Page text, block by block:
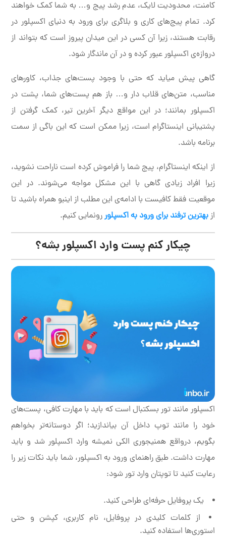
کامنت، محدودیت لایک، عدم رشد پیج و… به شما کمک خواهند
کرد. تمام پیج‌های کاری و بلاگری برای ورود به دنیای اکسپلور در
رقابت هستند، زیرا آن کسی در این میدان پیروز است که بتواند از
دروازه‌ی اکسپلور عبور کرده و در آن ماندگار شود.
گاهی پیش میاید که حتی با وجود پست‌های جذاب، کاورهای
مناسب، متن‌های قلاب دار و… باز هم پست‌های شما، پشت در
اکسپلور بمانند؛ در این مواقع دیگر آخرین تیر، کمک گرفتن از
پشتیبانی اینستاگرام است، زیرا ممکن است که این باگی از سمت
برنامه باشد.
از اینکه اینستاگرام، پیج شما را فراموش کرده است ناراحت نشوید،
زیرا افراد زیادی گاهی با این مشکل مواجه می‌شوند. در این
موقعیت فقط کافیست با ادامه‌ی این مطلب از اینبو همراه باشید تا
ازبهترین ترفند برای ورود به اکسپلوررونمایی کنیم.
چیکار کنم پست وارد اکسپلور بشه؟
اکسپلور مانند تور بسکتبال است که باید با مهارت کافی، پست‌های
خود را مانند توپ داخل آن بیاندازید؛ اگر دوستانه‌تر بخواهم
بگویم، درواقع همنیجوری الکی نمیشه وارد اکسپلور شد و باید
مهارت داشت. طبق راهنمای ورود به اکسپلور، شما باید نکات زیر را
رعایت کنید تا توپتان وارد تور شود:
یک پروفایل حرفه‌ای طراحی کنید.
از کلمات کلیدی در پروفایل، نام کاربری، کپشن و حتی
استوری‌ها استفاده کنید.